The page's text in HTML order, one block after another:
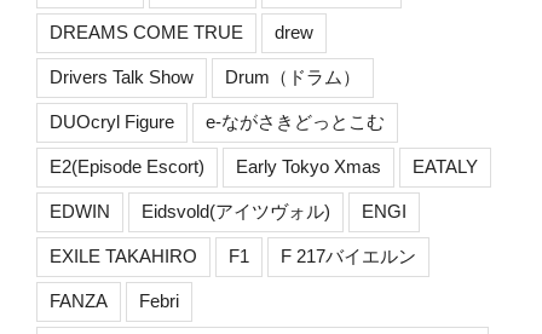
DREAMS COME TRUE drew
Drivers Talk Show Drum（ドラム）
DUOcryl Figure e-ながさきどっとこむ
E2(Episode Escort) Early Tokyo Xmas EATALY
EDWIN Eidsvold(アイツヴォル) ENGI
EXILE TAKAHIRO F1 F 217バイエルン
FANZA Febri